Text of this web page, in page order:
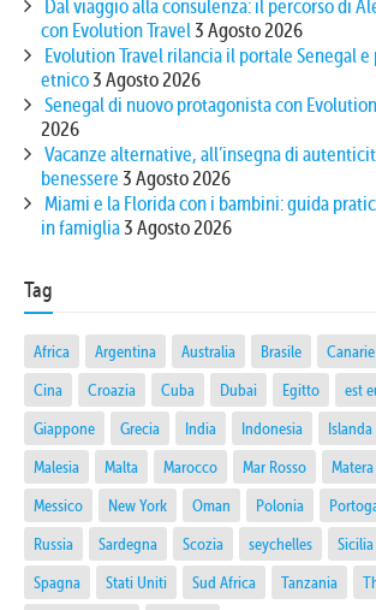
Dal viaggio alla consulenza: il percorso di
con Evolution Travel3 Agosto 2026
Evolution Travel rilancia il portale Senegal
etnico3 Agosto 2026
Senegal di nuovo protagonista con
2026
Vacanze alternative, all’insegna di
benessere 3 Agosto 2026
Miami e la Florida con i bambini: guida
in famiglia3 Agosto 2026
Tag
Africa Argentina Australia Brasile Canarie
Cina
Croazia Cuba Dubai Egitto est
Giappone
Grecia India Indonesia Islanda
Malesia
Malta Marocco Mar Rosso Matera
Messico
New York Oman Polonia
Russia
Sardegna Scozia seychelles Sicilia
Spagna
Stati Uniti Sud Africa Tanzania